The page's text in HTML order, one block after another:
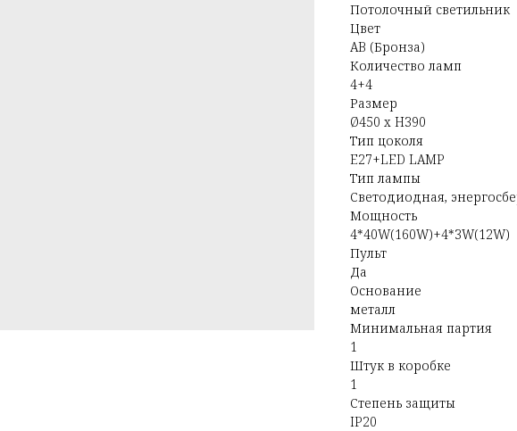
Потолочный светильник
Цвет
AB (Бронза)
Количество ламп
4+4
Размер
Ø450 x H390
Тип цоколя
E27+LED LAMP
Тип лампы
Светодиодная,
Мощность
4*40W(160W)+4*3W(12W)
Пульт
Да
Основание
металл
Минимальная партия
1
Штук в коробке
1
Степень защиты
IP20